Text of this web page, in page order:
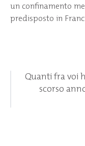
un confinamento
predisposto in
Quanti fra voi
scorso